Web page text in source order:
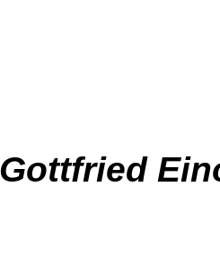
Gottfried